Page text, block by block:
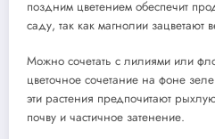
поздним цветением обеспечит
саду, так как магнолии зацветают
Можно сочетать с лилиями или
цветочное сочетание на фоне
эти растения предпочитают
почву и частичное затенение.